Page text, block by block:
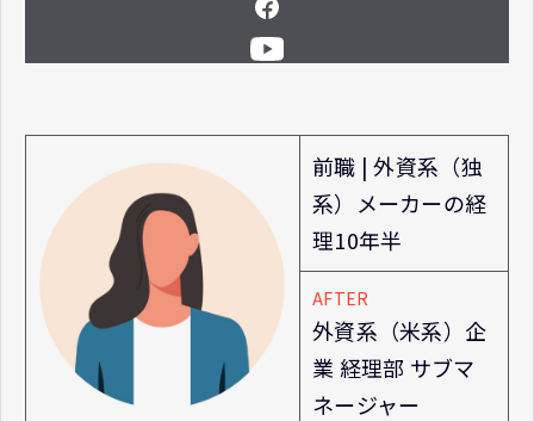
前職 | 外資系（独
系）メーカーの経
理10年半
AFTER
外資系（米系）企
業 経理部 サブマ
ネージャー